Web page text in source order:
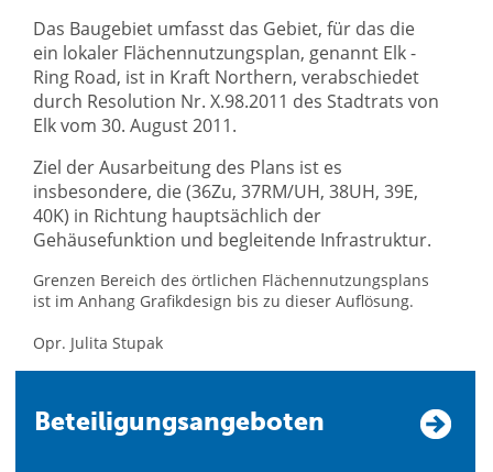
Das Baugebiet umfasst das Gebiet, für das die
ein lokaler Flächennutzungsplan, genannt Elk -
Ring Road, ist in Kraft Northern, verabschiedet
durch Resolution Nr. X.98.2011 des Stadtrats von
Elk vom 30. August 2011.
Ziel der Ausarbeitung des Plans ist es
insbesondere, die (36Zu, 37RM/UH, 38UH, 39E,
40K) in Richtung hauptsächlich der
Gehäusefunktion und begleitende Infrastruktur.
Grenzen Bereich des örtlichen Flächennutzungsplans
ist im Anhang Grafikdesign bis zu dieser Auflösung.
Opr. Julita Stupak
Beteiligungsangeboten